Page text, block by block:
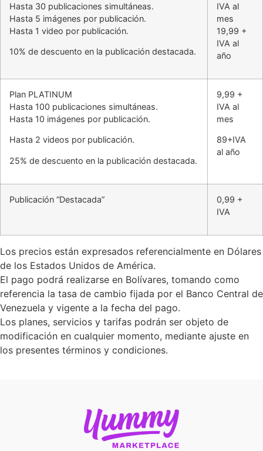
Hasta 30 publicaciones simultáneas.
Hasta 5 imágenes por publicación.
Hasta 1 video por publicación.
10% de descuento en la publicación destacada.
IVA al
mes
19,99 +
IVA al
año
Plan PLATINUM
Hasta 100 publicaciones simultáneas.
Hasta 10 imágenes por publicación.
Hasta 2 videos por publicación.
25% de descuento en la publicación destacada.
9,99 +
IVA al
mes
89+IVA
al año
Publicación “Destacada”
0,99 +
IVA
Los precios están expresados referencialmente en Dólares
de los Estados Unidos de América.
El pago podrá realizarse en Bolívares, tomando como
referencia la tasa de cambio fijada por el Banco Central de
Venezuela y vigente a la fecha del pago.
Los planes, servicios y tarifas podrán ser objeto de
modificación en cualquier momento, mediante ajuste en
los presentes términos y condiciones.